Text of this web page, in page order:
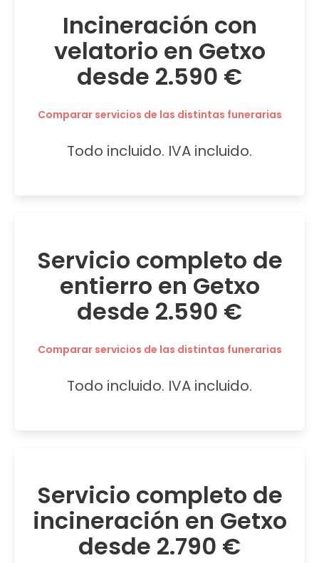
Incineración con
velatorio en Getxo
desde 2.590 €
Comparar servicios de las distintas funerarias
Todo incluido. IVA incluido.
Servicio completo de
entierro en Getxo
desde 2.590 €
Comparar servicios de las distintas funerarias
Todo incluido. IVA incluido.
Servicio completo de
incineración en Getxo
desde 2.790 €